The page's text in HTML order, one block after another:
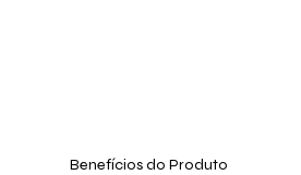
Benefícios do Produto